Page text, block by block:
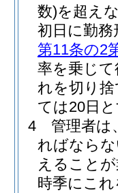
数)を超え
初日に勤
第11条の2
率を乗じ
れを切り
ては20日
4
管理者は
ればなら
えること
時季にこ